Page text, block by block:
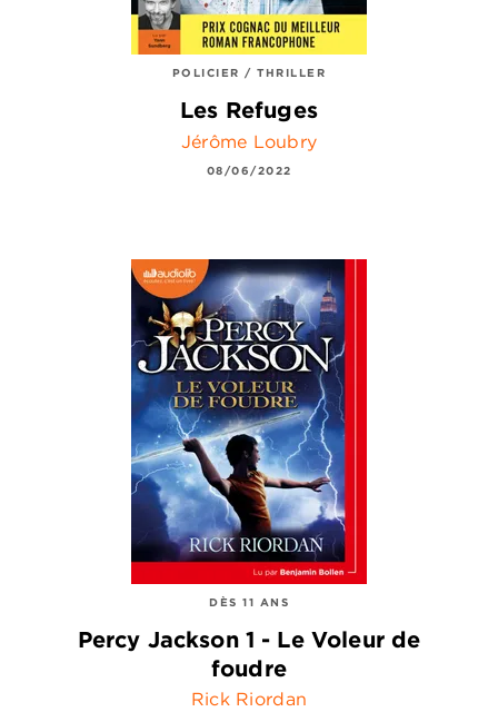
POLICIER / THRILLER
Les Refuges
Jérôme Loubry
08/06/2022
DÈS 11 ANS
Percy Jackson 1 - Le Voleur de
foudre
Rick Riordan